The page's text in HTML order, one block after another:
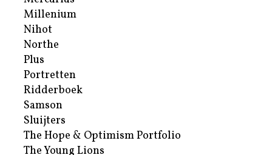
Millenium
Nihot
Northe
Plus
Portretten
Ridderboek
Samson
Sluijters
The Hope & Optimism Portfolio
The Young Lions